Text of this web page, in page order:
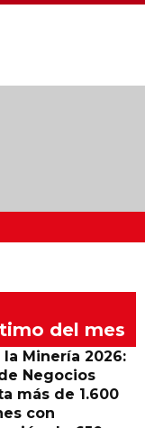
del mes
la Minería 2026:
Negocios
más de 1.600
con